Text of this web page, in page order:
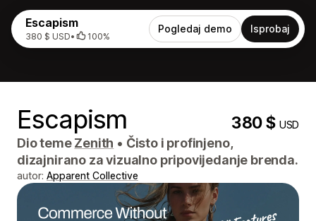
Escapism
380 $ USD• 100%
Pogledaj demo Isprobaj
Escapism 380 $USD
Dio temeZenith • Čisto i profinjeno,
dizajnirano za vizualno pripovijedanje brenda.
autor: Apparent Collective